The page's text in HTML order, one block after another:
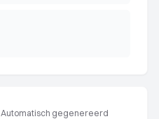
Automatisch gegenereerd